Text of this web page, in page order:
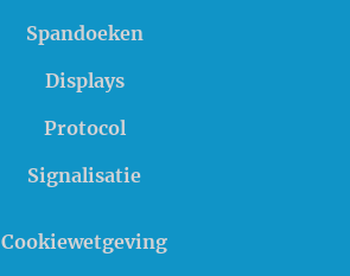
Spandoeken
Displays
Protocol
Signalisatie
Cookiewetgeving